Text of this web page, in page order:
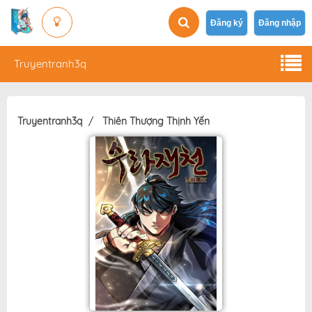
Đăng ký Đăng nhập
Truyentranh3q
Truyentranh3q Thiên Thượng Thịnh Yến